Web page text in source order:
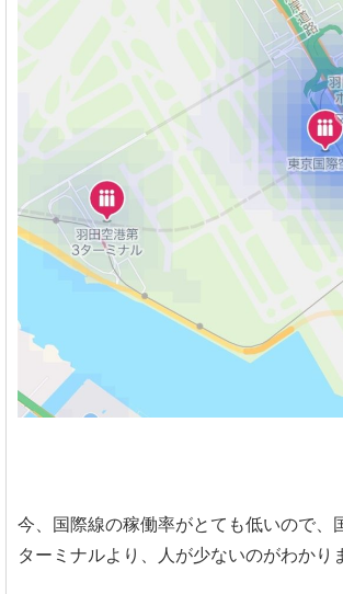
今、国際線の稼働率がとても低いので、
ターミナルより、人が少ないのがわかり